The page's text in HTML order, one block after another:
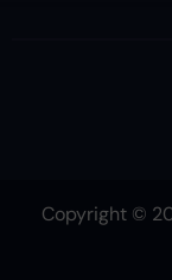
Copyright ©